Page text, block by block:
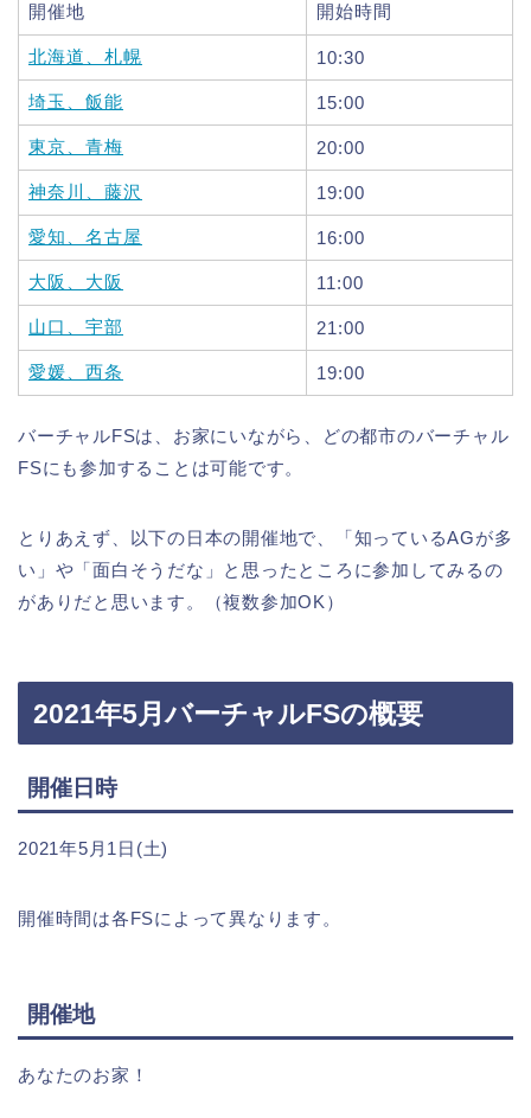
開催地 開始時間
北海道、札幌 10:30
埼玉、飯能 15:00
東京、青梅 20:00
神奈川、藤沢 19:00
愛知、名古屋 16:00
大阪、大阪 11:00
山口、宇部 21:00
愛媛、西条 19:00
バーチャルFSは、お家にいながら、どの都市のバーチャル
FSにも参加することは可能です。
とりあえず、以下の日本の開催地で、「知っているAGが多
い」や「面白そうだな」と思ったところに参加してみるの
がありだと思います。（複数参加OK）
2021年5月バーチャルFSの概要
開催日時
2021年5月1日(土)
開催時間は各FSによって異なります。
開催地
あなたのお家！